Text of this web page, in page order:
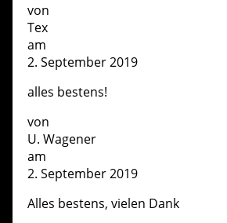
von
Tex
am
2. September 2019
alles bestens!
von
U. Wagener
am
2. September 2019
Alles bestens, vielen Dank